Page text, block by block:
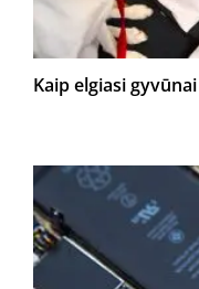
Kaip elgiasi